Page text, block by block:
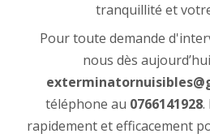
tranquillité et
Pour toute demande
nous dès
téléphone au 0766141928.
rapidement et efficacement